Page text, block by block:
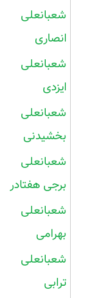
شعبانعلی
انصاری
شعبانعلی
ایزدی
شعبانعلی
بخشیدنی
شعبانعلی
برجی هفتادر
شعبانعلی
بهرامی
شعبانعلی
ترابی